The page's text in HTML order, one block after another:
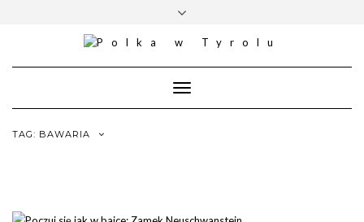
Toggle
Navigation
TAG: BAWARIA